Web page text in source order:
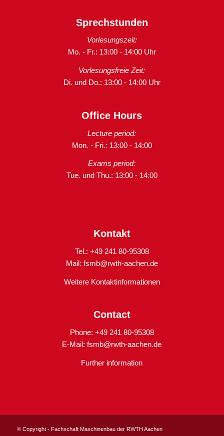
Sprechstunden
Vorlesungszeit:
Mo. - Fr.: 13:00 - 14:00 Uhr
Vorlesungsfreie Zeit:
Di. und Do.: 13:00 - 14:00 Uhr
Office Hours
Lecture period:
Mon. - Fri.: 13:00 - 14:00
Exams period:
Tue. und Thu.: 13:00 - 14:00
Kontakt
Tel.: +49 241 80-95308
Mail: fsmb@rwth-aachen.de
Weitere Kontaktinformationen
Contact
Phone: +49 241 80-95308
E-Mail:fsmb@rwth-aachen.de
Further information
© Copyright - Fachschaft Maschinenbau der RWTH Aachen